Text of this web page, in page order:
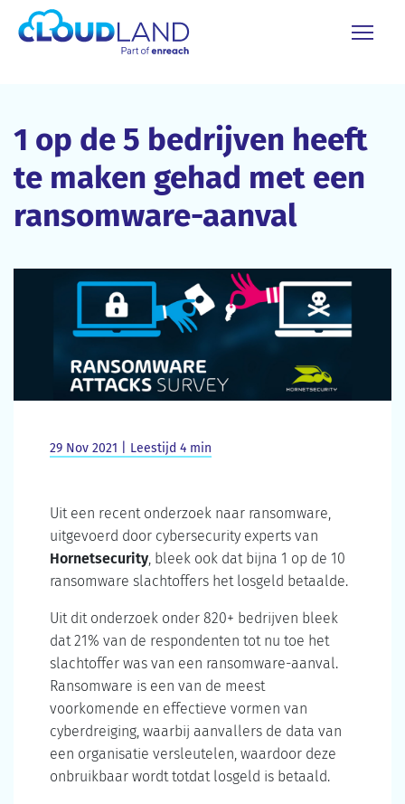
1 op de 5 bedrijven heeft
te maken gehad met een
ransomware-aanval
29 Nov 2021 | Leestijd 4 min
Uit een recent onderzoek naar ransomware,
uitgevoerd door cybersecurity experts van
Hornetsecurity, bleek ook dat bijna 1 op de 10
ransomware slachtoffers het losgeld betaalde.
Uit dit onderzoek onder 820+ bedrijven bleek
dat 21% van de respondenten tot nu toe het
slachtoffer was van een ransomware-aanval.
Ransomware is een van de meest
voorkomende en effectieve vormen van
cyberdreiging, waarbij aanvallers de data van
een organisatie versleutelen, waardoor deze
onbruikbaar wordt totdat losgeld is betaald.